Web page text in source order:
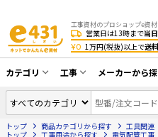
工事資材の
営業日は13時まで当
¥0 1万円(税抜)以上で送
カテゴリ
同軸ケーブル／テレビ用接栓／
アンテナ・取付金具・ブースタ
工事
CATV・アンテナ
光工事・FTTH工
メーカーから
トップ 商品カテゴリから探す 工具関連
トップ
工事用途から探す 電気配管工事